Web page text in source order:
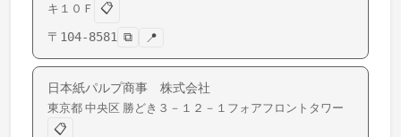
キ１０Ｆ
📋
〒 104-8581 ⧉ 📍
日本紙パルプ商事 株式会社
東京都 中央区 勝どき ３－１２－１フォアフロントタワー
📋